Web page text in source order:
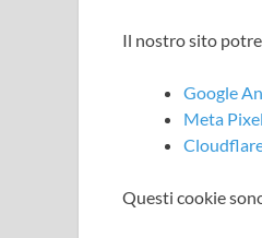
Il nostro sito
Google
Meta Pixel
Questi cookie